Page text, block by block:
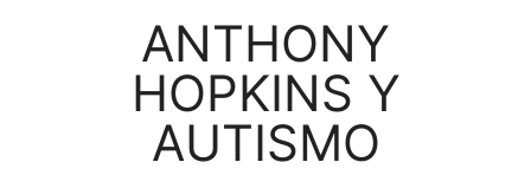
ANTHONY
HOPKINS Y
AUTISMO